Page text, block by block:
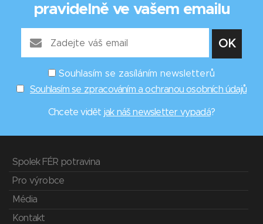
pravidelně ve vašem emailu
Souhlasím se zasíláním newsletterů
Souhlasím se zpracováním a ochranou osobních údajů
Chcete vidět jak náš newsletter vypadá?
Spolek FÉR potravina
Pro výrobce
Média
Kontakt